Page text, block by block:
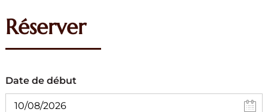
Réserver
Date de début